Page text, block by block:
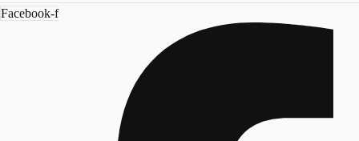
Facebook-f